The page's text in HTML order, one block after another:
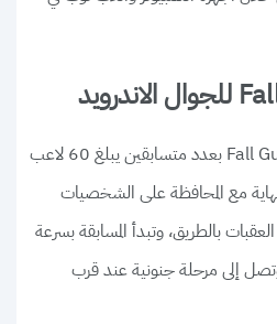
تبدأ لعبة سقوط الرجال أو Fall Guys بعدد متسابقين يبلغ 60 لاعب
مع المحافظة على الشخصيات
بالطريق، وتبدأ المسابقة بسرعة
إلى مرحلة جنونية عند قرب